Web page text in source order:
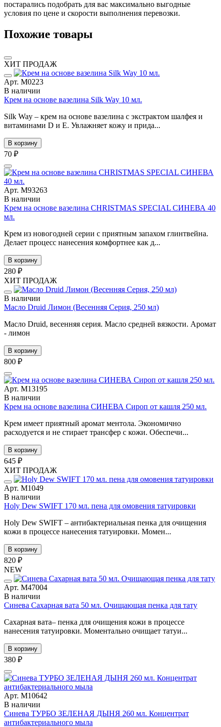
постарались подобрать для вас максимально выгодные
условия по цене и скорости выполнения перевозки.
Похожие товары
ХИТ ПРОДАЖ
Арт. М0223
В наличии
Крем на основе вазелина Silk Way 10 мл.
Silk Way – крем на основе вазелина с экстрактом шалфея и
витаминами D и E. Увлажняет кожу и прида...
В корзину
70 ₽
Арт. М93263
В наличии
Крем на основе вазелина CHRISTMAS SPECIAL СИНЕВА 40
мл.
Крем из новогодней серии с приятным запахом глинтвейна.
Делает процесс нанесения комфортнее как д...
В корзину
280 ₽
ХИТ ПРОДАЖ
В наличии
Масло Druid Лимон (Весенняя Серия, 250 мл)
Масло Druid, весенняя серия. Масло средней вязкости. Аромат
- лимон
В корзину
800 ₽
Арт. М13195
В наличии
Крем на основе вазелина СИНЕВА Сироп от кашля 250 мл.
Крем имеет приятный аромат ментола. Экономично
расходуется и не стирает трансфер с кожи. Обеспечи...
В корзину
645 ₽
ХИТ ПРОДАЖ
Арт. М1049
В наличии
Holy Dew SWIFT 170 мл. пена для омовения татуировки
Holy Dew SWIFT – антибактериальная пенка для очищения
кожи в процессе нанесения татуировки. Момен...
В корзину
820 ₽
NEW
Арт. М47004
В наличии
Синева Сахарная вата 50 мл. Очищающая пенка для тату
Сахарная вата– пенка для очищения кожи в процессе
нанесения татуировки. Моментально очищает татуи...
В корзину
380 ₽
Арт. М10642
В наличии
Синева ТУРБО ЗЕЛЕНАЯ ДЫНЯ 260 мл. Концентрат
антибактериального мыла